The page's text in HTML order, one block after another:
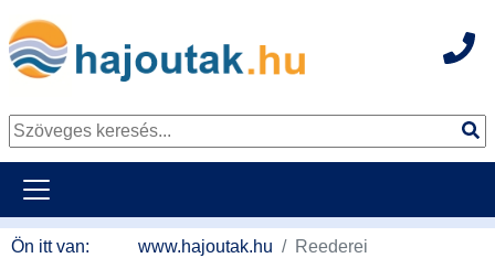
Ön itt van: www.hajoutak.hu
Reederei